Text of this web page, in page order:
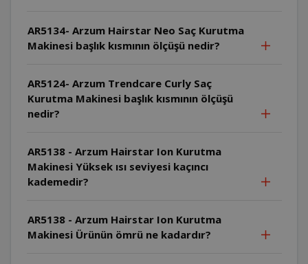
AR5134- Arzum Hairstar Neo Saç Kurutma
Makinesi başlık kısmının ölçüşü nedir?
AR5124- Arzum Trendcare Curly Saç
Kurutma Makinesi başlık kısmının ölçüşü
nedir?
AR5138 - Arzum Hairstar Ion Kurutma
Makinesi Yüksek ısı seviyesi kaçıncı
kademedir?
AR5138 - Arzum Hairstar Ion Kurutma
Makinesi Ürünün ömrü ne kadardır?